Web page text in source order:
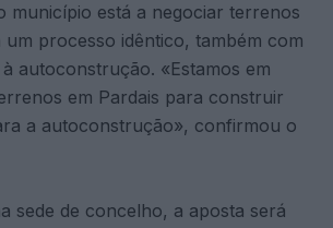
município está a negociar terrenos
um processo idêntico, também com
autoconstrução. «Estamos em
em Pardais para construir
a autoconstrução», confirmou o
sede de concelho, a aposta será